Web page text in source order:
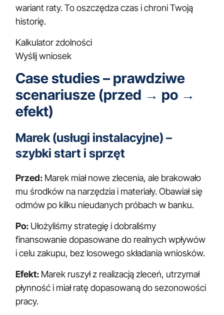
wariant raty. To oszczędza czas i chroni Twoją
historię.
Kalkulator zdolności
Wyślij wniosek
Case studies – prawdziwe
scenariusze (przed → po →
efekt)
Marek (usługi instalacyjne) –
szybki start i sprzęt
Przed: Marek miał nowe zlecenia, ale brakowało
mu środków na narzędzia i materiały. Obawiał się
odmów po kilku nieudanych próbach w banku.
Po: Ułożyliśmy strategię i dobraliśmy
finansowanie dopasowane do realnych wpływów
i celu zakupu, bez losowego składania wniosków.
Efekt: Marek ruszył z realizacją zleceń, utrzymał
płynność i miał ratę dopasowaną do sezonowości
pracy.